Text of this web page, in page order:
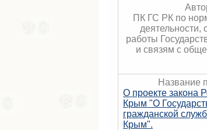
ПК ГС РК по
деятельности,
работы
и связям с
Название
О проекте закона
Крым "О
гражданской
Крым".